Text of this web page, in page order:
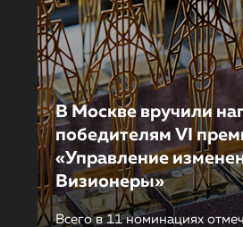
В Москве вручили
победителям VI
«Управление
Визионеры»
Всего в 11 номинациях